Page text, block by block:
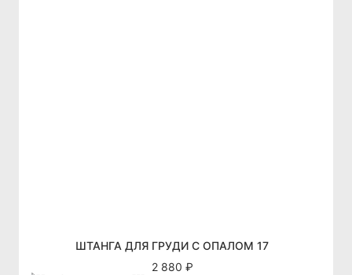
ШТАНГА ДЛЯ ГРУДИ С ОПАЛОМ 17
2 880 ₽